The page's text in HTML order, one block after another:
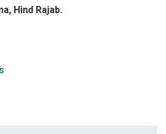
Hind Rajab.